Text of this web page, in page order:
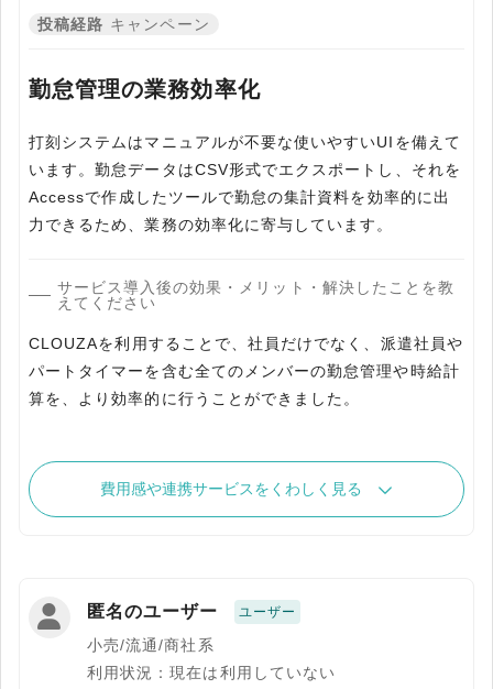
投稿経路 キャンペーン
勤怠管理の業務効率化
打刻システムはマニュアルが不要な使いやすいUIを備えて
います。勤怠データはCSV形式でエクスポートし、それを
Accessで作成したツールで勤怠の集計資料を効率的に出
力できるため、業務の効率化に寄与しています。
サービス導入後の効果・メリット・解決したことを教
えてください
CLOUZAを利用することで、社員だけでなく、派遣社員や
パートタイマーを含む全てのメンバーの勤怠管理や時給計
算を、より効率的に行うことができました。
費用感や連携サービスをくわしく見る
匿名のユーザー ユーザー
小売/流通/商社系
利用状況：現在は利用していない